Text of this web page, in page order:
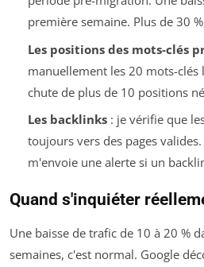
première semaine. Plus de 30
Les positions des mots-clés
manuellement les 20 mots-
chute de plus de 10 positions
Les backlinks: je vérifie que
toujours vers des pages
m'envoie une alerte si un
Quand s'inquiéter
Une baisse de trafic de 10 à 20 %
semaines, c'est normal. Google